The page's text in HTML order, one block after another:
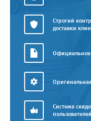
Строгий
доставки
Официальное
Система